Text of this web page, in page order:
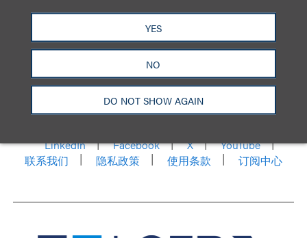
YES
NO
DO NOT SHOW AGAIN
洛杉矶 纽约 芝加哥
那什维尔
旧金山 泰森斯
香港
LinkedIn
Facebook X
YouTube
联系我们
隐私政策 使用条款 订阅中心